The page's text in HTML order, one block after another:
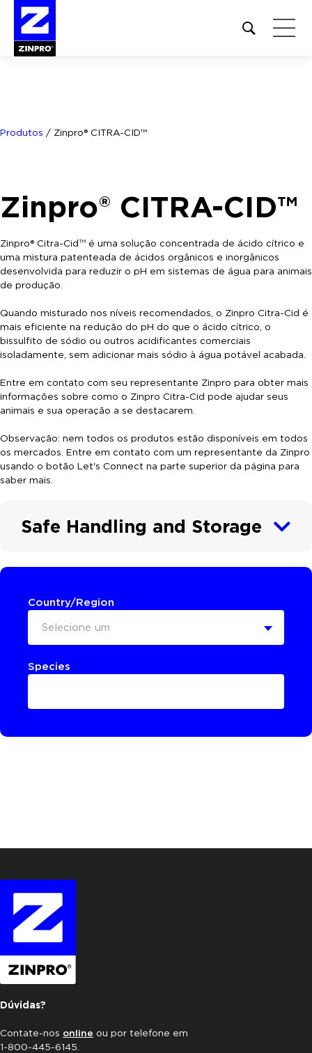
Open
site
Produtos / Zinpro® CITRA-CID™
Zinpro® CITRA-CID™
Zinpro® Citra-CidTM
é uma solução concentrada de ácido cítrico e
uma mistura patenteada de ácidos orgânicos e inorgânicos
desenvolvida para reduzir o pH em sistemas de água para animais
de produção.
Quando misturado nos níveis recomendados, o Zinpro Citra-Cid é
mais eficiente na redução do pH do que o ácido cítrico, o
bissulfito de sódio ou outros acidificantes comerciais
isoladamente, sem adicionar mais sódio à água potável acabada.
Entre em contato com seu representante Zinpro para obter mais
informações sobre como o Zinpro Citra-Cid pode ajudar seus
animais e sua operação a se destacarem.
Observação: nem todos os produtos estão disponíveis em todos
os mercados. Entre em contato com um representante da Zinpro
usando o botão Let's Connect na parte superior da página para
saber mais.
Safe Handling and Storage
Country/Region
Selecione um
Species
Dúvidas?
Contate-nos online ou por telefone em
1-800-445-6145.